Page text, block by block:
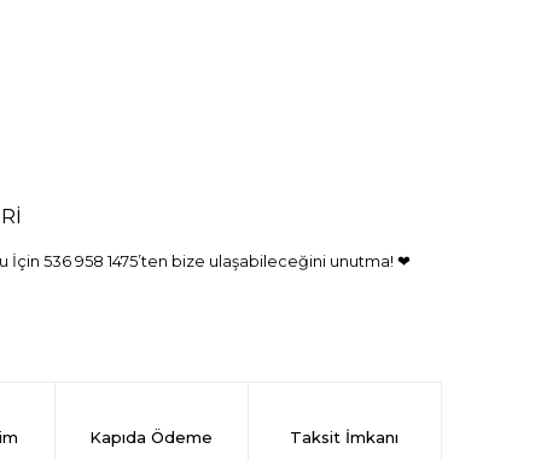
536 958 1475’ten bize ulaşabileceğini unutma! ❤
Kapıda Ödeme Taksit İmkanı